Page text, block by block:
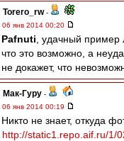
Torero_rw-
06 янв 2014 00:20
Pafnuti , удачный пример
что это возможно, а
не докажет, что
Мак-Гуру -
06 янв 2014 00:19
Никто не знает, откуда
http://static1.repo.aif.ru/1/